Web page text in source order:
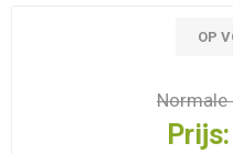
OP
Normale
Prijs: